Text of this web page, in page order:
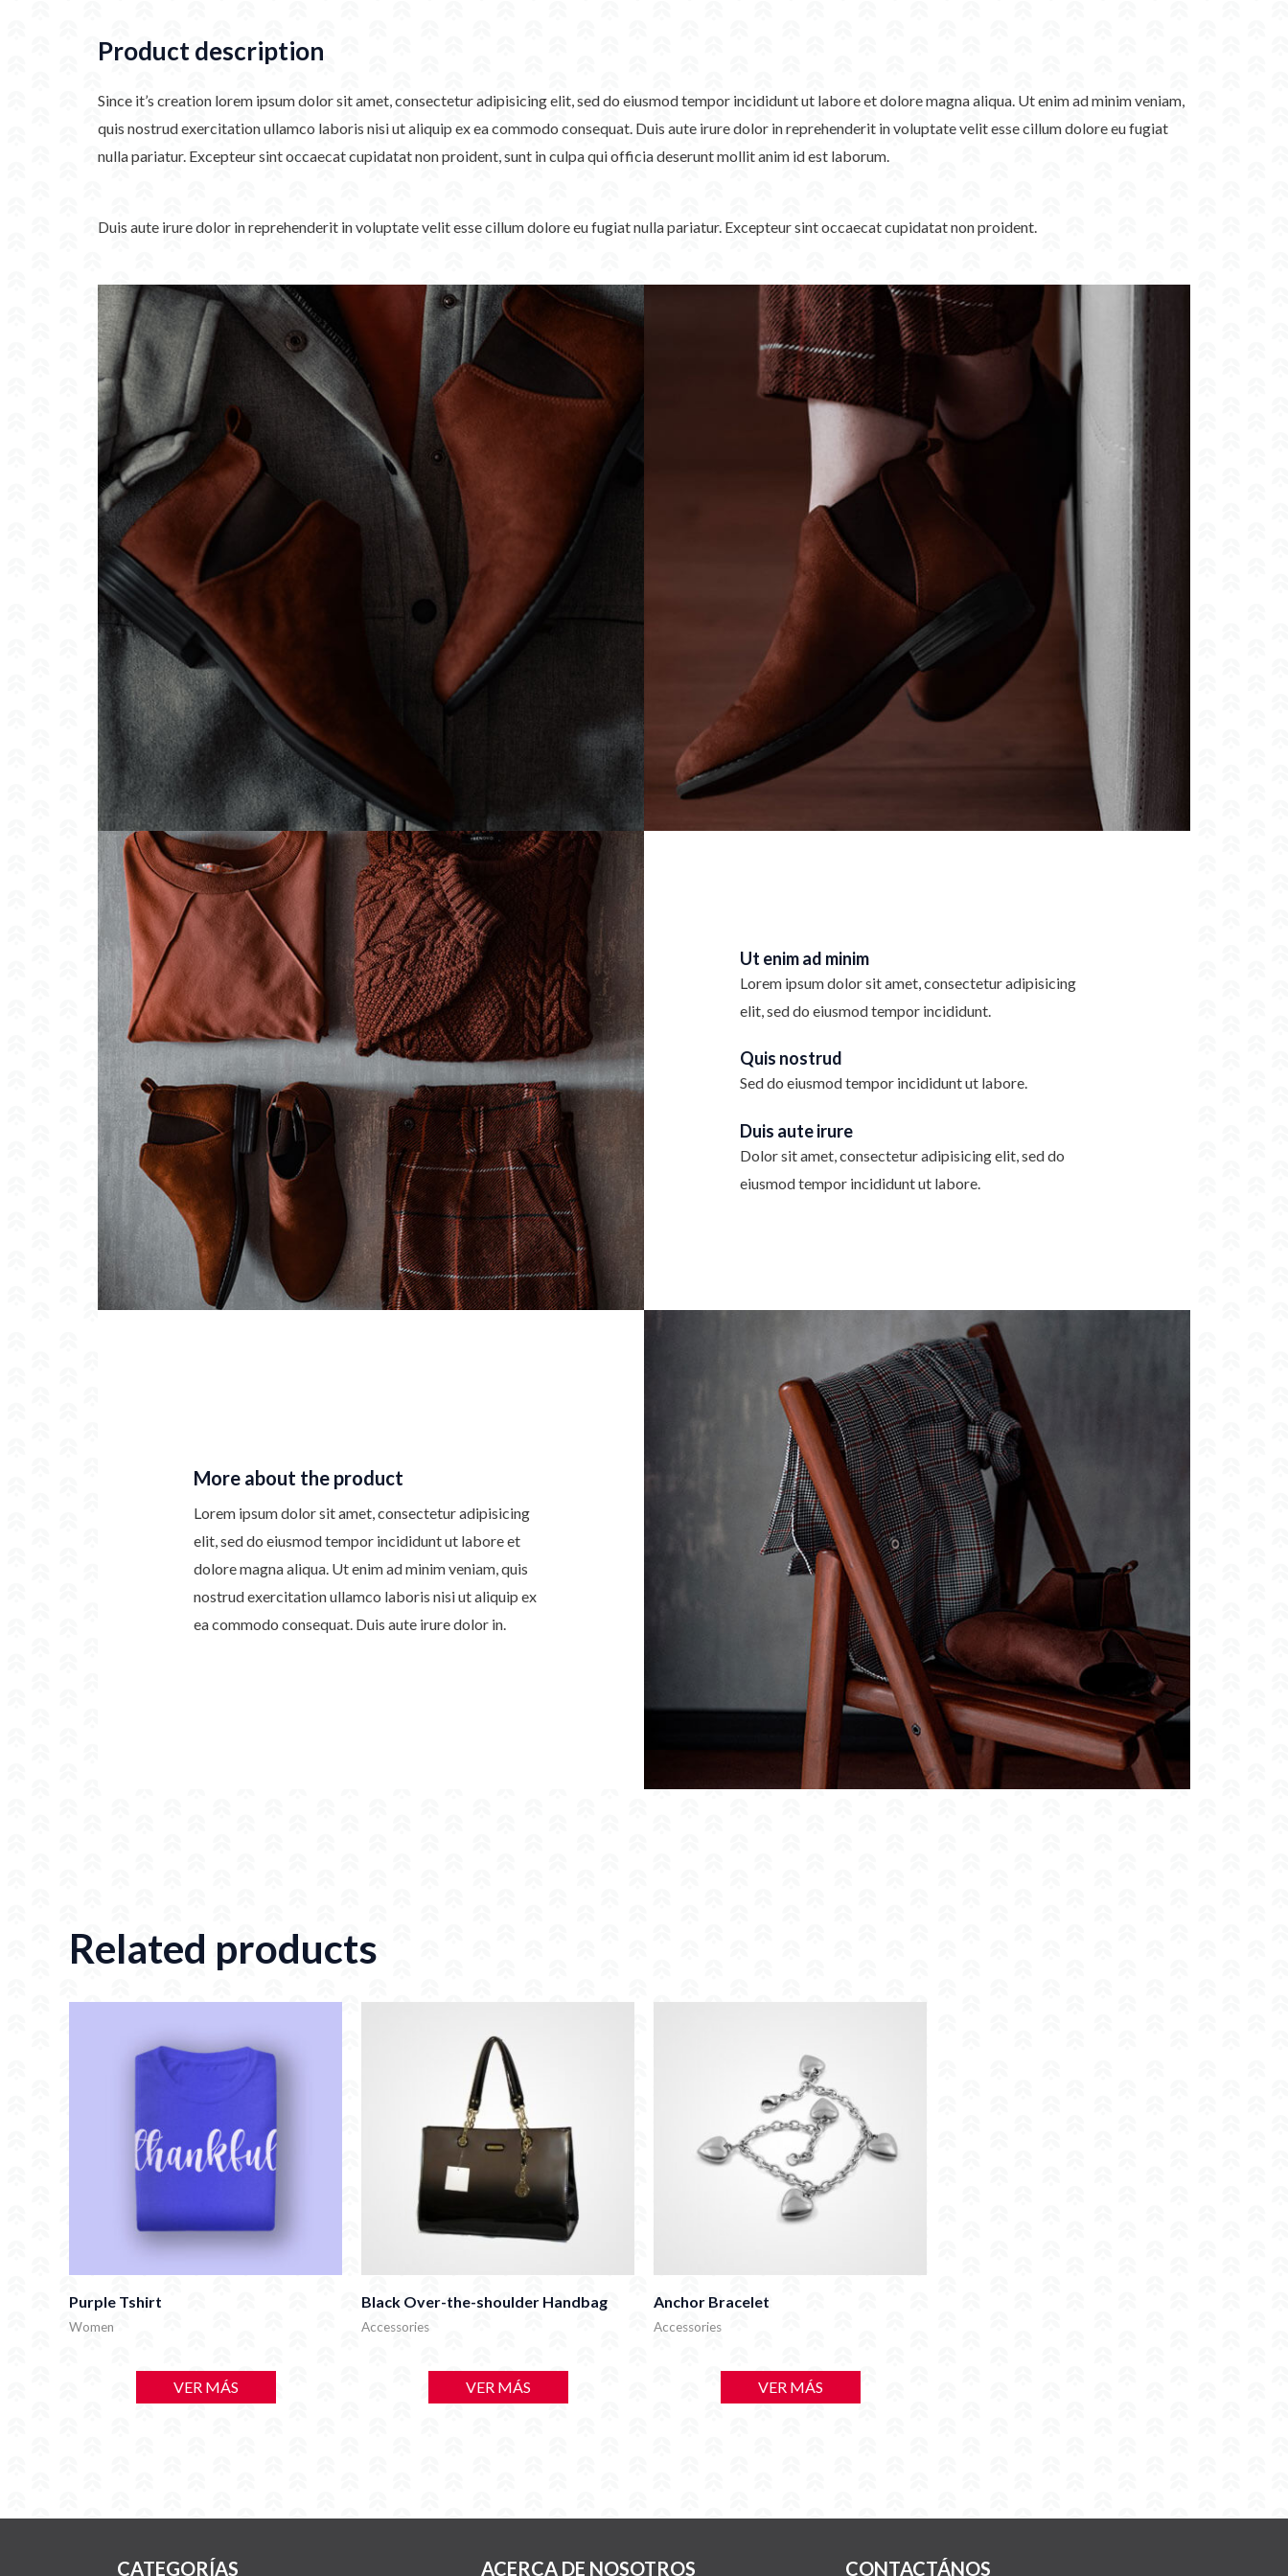
Product description
Since it’s creation lorem ipsum dolor sit amet, consectetur adipisicing elit, sed do eiusmod tempor incididunt ut labore et dolore magna aliqua. Ut enim ad minim veniam,
quis nostrud exercitation ullamco laboris nisi ut aliquip ex ea commodo consequat. Duis aute irure dolor in reprehenderit in voluptate velit esse cillum dolore eu fugiat
nulla pariatur. Excepteur sint occaecat cupidatat non proident, sunt in culpa qui officia deserunt mollit anim id est laborum.
Duis aute irure dolor in reprehenderit in voluptate velit esse cillum dolore eu fugiat nulla pariatur. Excepteur sint occaecat cupidatat non proident.
Ut enim ad minim
Lorem ipsum dolor sit amet, consectetur adipisicing
elit, sed do eiusmod tempor incididunt.
Quis nostrud
Sed do eiusmod tempor incididunt ut labore.
Duis aute irure
Dolor sit amet, consectetur adipisicing elit, sed do
eiusmod tempor incididunt ut labore.
More about the product
Lorem ipsum dolor sit amet, consectetur adipisicing
elit, sed do eiusmod tempor incididunt ut labore et
dolore magna aliqua. Ut enim ad minim veniam, quis
nostrud exercitation ullamco laboris nisi ut aliquip ex
ea commodo consequat. Duis aute irure dolor in.
Related products
Purple Tshirt
Women
VER MÁS
Black Over-the-shoulder Handbag
Accessories
VER MÁS
Anchor Bracelet
Accessories
VER MÁS
CATEGORÍAS ACERCA DE NOSOTROS CONTACTÁNOS